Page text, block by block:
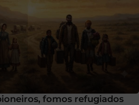
fomos refugiados